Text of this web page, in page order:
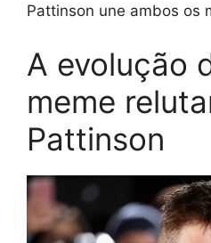
Pattinson une ambos os
A evolução
meme
Pattinson